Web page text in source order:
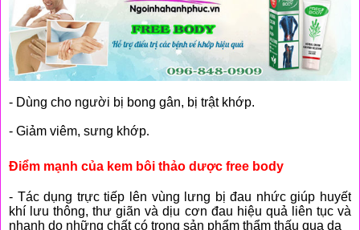
- Dùng cho người bị bong gân, bị trật khớp.
- Giảm viêm, sưng khớp.
Điểm mạnh của kem bôi thảo dược free body
- Tác dụng trực tiếp lên vùng lưng bị đau nhức giúp huyết
khí lưu thông, thư giãn và dịu cơn đau hiệu quả liên tục và
nhanh do những chất có trong sản phẩm thẩm thấu qua da